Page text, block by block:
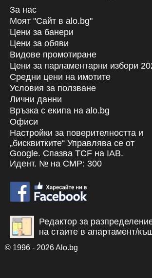
За нас
Моят "Сайт в alo.bg"
Цени за банери
Цени за обяви
Видове промотиране
Цени за парламентарни избори
Средни цени на имотите
Условия за ползване
Лични данни
Връзка с екипa на alo.bg
Офиси
Настройки за поверителността и
„бисквитките“ Управлява се от
Google. Спазва TCF на IAB.
Идент. № на CMP: 300
Редактор за
на стаите в апартамент/
© 1996 - 2026 Alo.bg